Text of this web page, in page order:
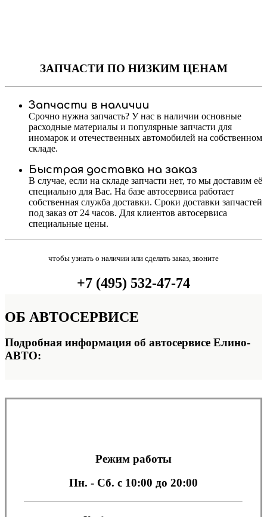
ЗАПЧАСТИПО НИЗКИМ ЦЕНАМ
Запчасти в наличии
Срочно нужна запчасть? У нас в наличии основные
расходные материалы и популярные запчасти для
иномарок и отечественных автомобилей на собственном
складе.
Быстрая доставка на заказ
В случае, если на складе запчасти нет, то мы доставим её
специально для Вас. На базе автосервиса работает
собственная служба доставки. Сроки доставки запчастей
под заказ от 24 часов. Для клиентов автосервиса
специальные цены.
чтобы узнать о наличии или сделать заказ, звоните
+7 (495) 532-47-74
ОБ АВТОСЕРВИСЕ
Подробная информация об автосервисе Елино-
АВТО:
Режим работы
Пн. - Сб. с 10:00 до 20:00